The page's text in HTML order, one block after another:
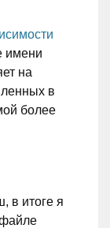
имени
на
в
более
в итоге я